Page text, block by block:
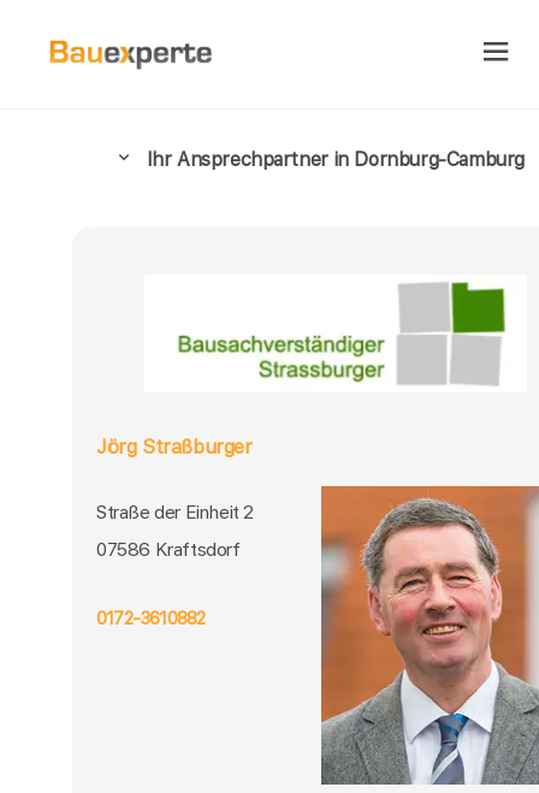
Ihr Ansprechpartner in Dornburg-Camburg
Jörg Straßburger
Straße der Einheit 2
07586 Kraftsdorf
0172-3610882